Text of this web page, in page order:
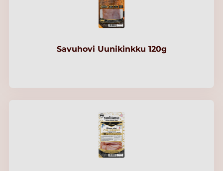
Savuhovi Uunikinkku 120g